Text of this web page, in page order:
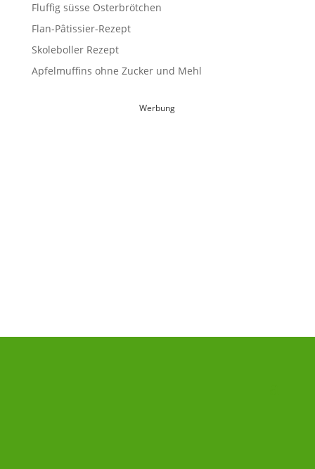
Fluffig süsse Osterbrötchen
Flan-Pâtissier-Rezept
Skoleboller Rezept
Apfelmuffins ohne Zucker und Mehl
Werbung